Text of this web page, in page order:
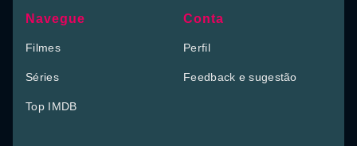
Navegue
Filmes
Séries
Top IMDB
Conta
Perfil
Feedback e sugestão